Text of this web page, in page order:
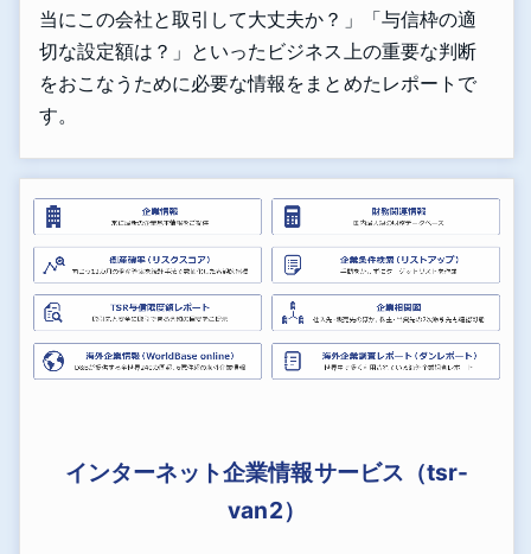
当にこの会社と取引して大丈夫か？」「与信枠の適
切な設定額は？」といったビジネス上の重要な判断
をおこなうために必要な情報をまとめたレポートで
す。
インターネット企業情報サービス（tsr-
van2）